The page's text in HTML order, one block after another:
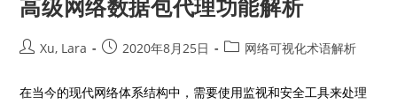
高级网络数据包代理功能解析
Xu, Lara 2020年8月25日 网络可视化术语解析
在当今的现代网络体系结构中，需要使用监视和安全工具来处理